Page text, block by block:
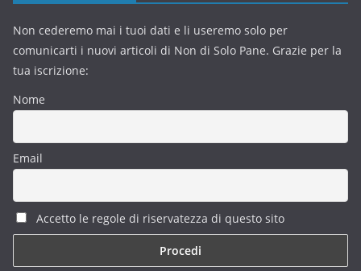
Non cederemo mai i tuoi dati e li useremo solo per
comunicarti i nuovi articoli di Non di Solo Pane. Grazie per la
tua iscrizione:
Nome
Email
Accetto le regole di riservatezza di questo sito